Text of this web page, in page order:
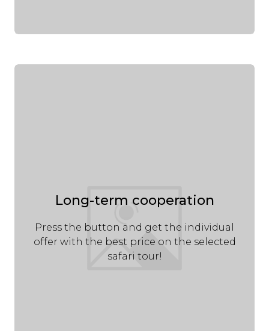
Long-term cooperation
Press the button and get the individual
offer with the best price on the selected
safari tour!